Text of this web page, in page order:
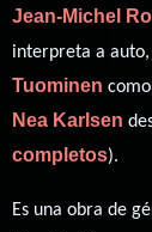
Jean-Michel
interpreta a auto,
Tuominen
Nea Karlsen
completos).
Es una obra de